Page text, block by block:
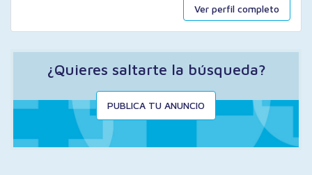
Ver perfil completo
¿Quieres saltarte la búsqueda?
PUBLICA TU ANUNCIO